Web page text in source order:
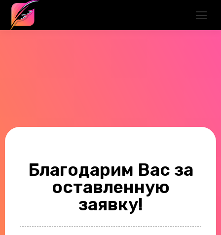
Благодарим Вас за
оставленную
заявку!